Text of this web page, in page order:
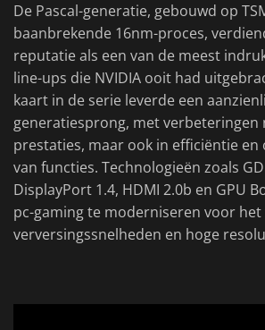
De Pascal-generatie, gebouwd op
baanbrekende 16nm-proces,
reputatie als een van de meest
line-ups die NVIDIA ooit had
kaart in de serie leverde een
generatiesprong, met verbeteringen
prestaties, maar ook in efficiëntie
van functies. Technologieën zoals
DisplayPort 1.4, HDMI 2.0b en GPU
pc-gaming te moderniseren voor
verversingssnelheden en hoge